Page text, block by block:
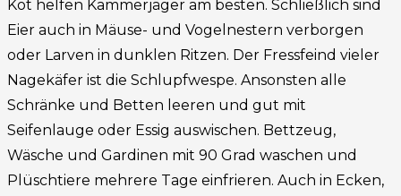
Kot helfen Kammerjäger am besten. Schließlich sind
Eier auch in Mäuse- und Vogelnestern verborgen
oder Larven in dunklen Ritzen. Der Fressfeind vieler
Nagekäfer ist die Schlupfwespe. Ansonsten alle
Schränke und Betten leeren und gut mit
Seifenlauge oder Essig auswischen. Bettzeug,
Wäsche und Gardinen mit 90 Grad waschen und
Plüschtiere mehrere Tage einfrieren. Auch in Ecken,